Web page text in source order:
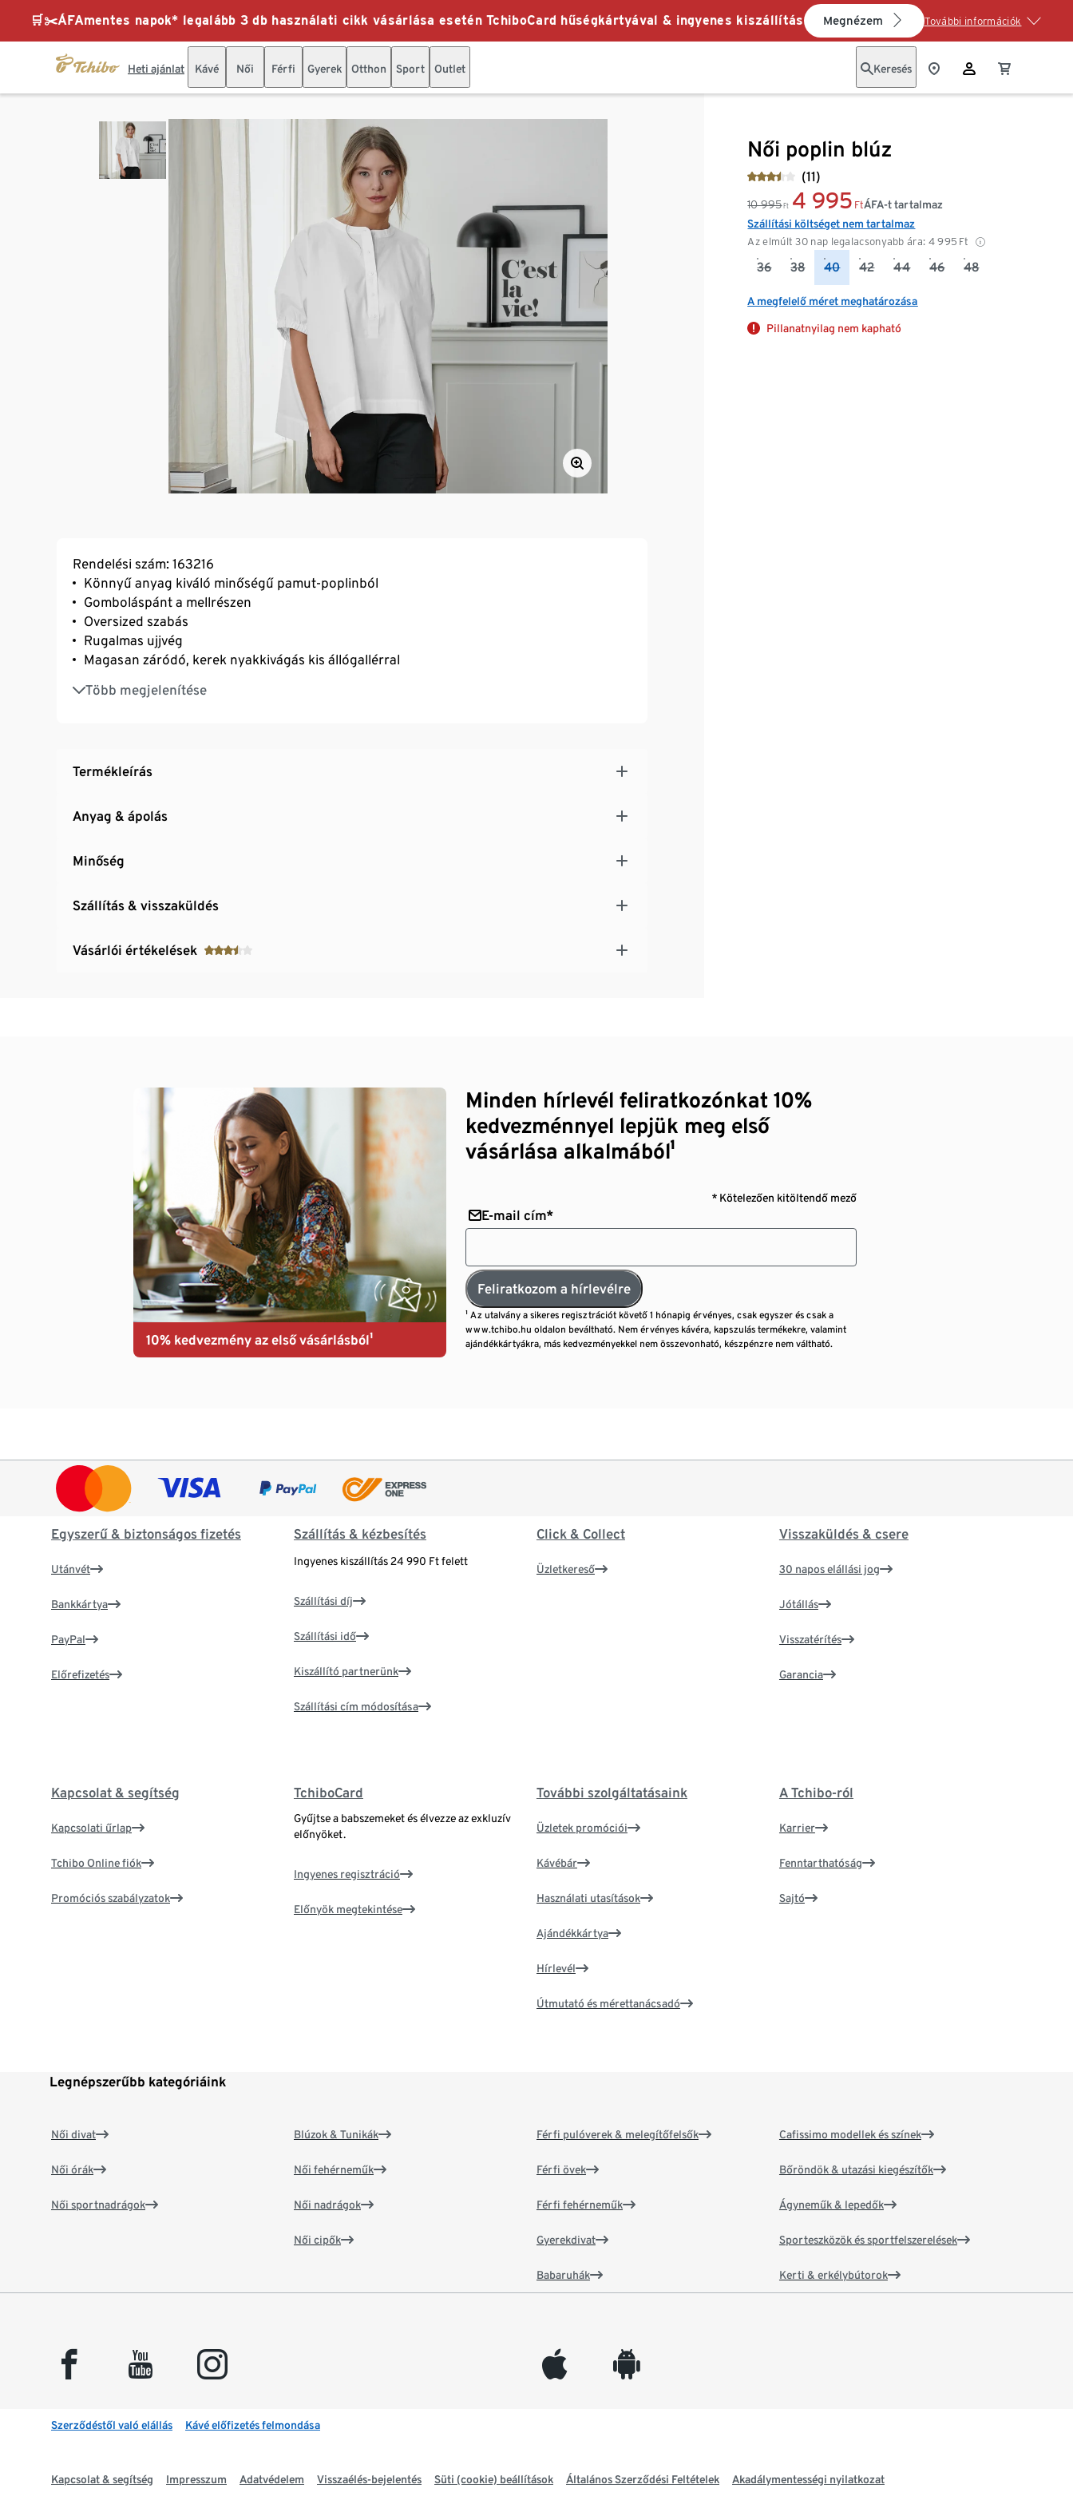
🛒✂️ÁFAmentes napok* legalább 3 db használati cikk vásárlása esetén TchiboCard hűségkártyával & ingyenes kiszállítás Megnézem További információk
Heti ajánlat Kávé Női Férfi Gyerek Otthon Sport Outlet Keresés
Női poplin blúz
(11)
10 995 Ft 4 995 Ft
Az elmúlt 30 nap legalacsonyabb ára: 4 995 Ft
ÁFA-t tartalmaz
Szállítási költséget nem tartalmaz
36 38 40 42 44 46 48
A megfelelő méret meghatározása
Pillanatnyilag nem kapható
Rendelési szám: 163216
Könnyű anyag kiváló minőségű pamut-poplinból
Gomboláspánt a mellrészen
Oversized szabás
Rugalmas ujjvég
Magasan záródó, kerek nyakkivágás kis állógallérral
Több megjelenítése
Alsó szegély oldalhasítékokkal
Enyhén meghosszabbított hát
Termékleírás
Anyag & ápolás
Minőség
Szállítás & visszaküldés
Vásárlói értékelések
10% kedvezmény az első vásárlásból¹
Minden hírlevél feliratkozónkat 10%
kedvezménnyel lepjük meg első
vásárlása alkalmából¹
* Kötelezően kitöltendő mező
E-mail cím*
Feliratkozom a hírlevélre
¹ Az utalvány a sikeres regisztrációt követő 1 hónapig érvényes, csak egyszer és csak a
www.tchibo.hu oldalon beváltható. Nem érvényes kávéra, kapszulás termékekre, valamint
ajándékkártyákra, más kedvezményekkel nem összevonható, készpénzre nem váltható.
Egyszerű & biztonságos fizetés
Utánvét
Bankkártya
PayPal
Előrefizetés
Szállítás & kézbesítés
Ingyenes kiszállítás 24 990 Ft felett
Szállítási díj
Szállítási idő
Kiszállító partnerünk
Szállítási cím módosítása
Click & Collect
Üzletkereső
Visszaküldés & csere
30 napos elállási jog
Jótállás
Visszatérítés
Garancia
Kapcsolat & segítség
Kapcsolati űrlap
Tchibo Online fiók
Promóciós szabályzatok
TchiboCard
Gyűjtse a babszemeket és élvezze az exkluzív
előnyöket.
Ingyenes regisztráció
Előnyök megtekintése
További szolgáltatásaink
Üzletek promóciói
Kávébár
Használati utasítások
Ajándékkártya
Hírlevél
Útmutató és mérettanácsadó
A Tchibo-ról
Karrier
Fenntarthatóság
Sajtó
Legnépszerűbb kategóriáink
Női divat
Női órák
Női sportnadrágok
Blúzok & Tunikák
Női fehérneműk
Női nadrágok
Női cipők
Férfi pulóverek & melegítőfelsők
Férfi övek
Férfi fehérneműk
Gyerekdivat
Babaruhák
Cafissimo modellek és színek
Bőröndök & utazási kiegészítők
Ágyneműk & lepedők
Sporteszközök és sportfelszerelések
Kerti & erkélybútorok
facebook youtube instagram appleinc android
Szerződéstől való elállás Kávé előfizetés felmondása
Kapcsolat & segítség Impresszum Adatvédelem Visszaélés-bejelentés Süti (cookie) beállítások Általános Szerződési Feltételek Akadálymentességi nyilatkozat